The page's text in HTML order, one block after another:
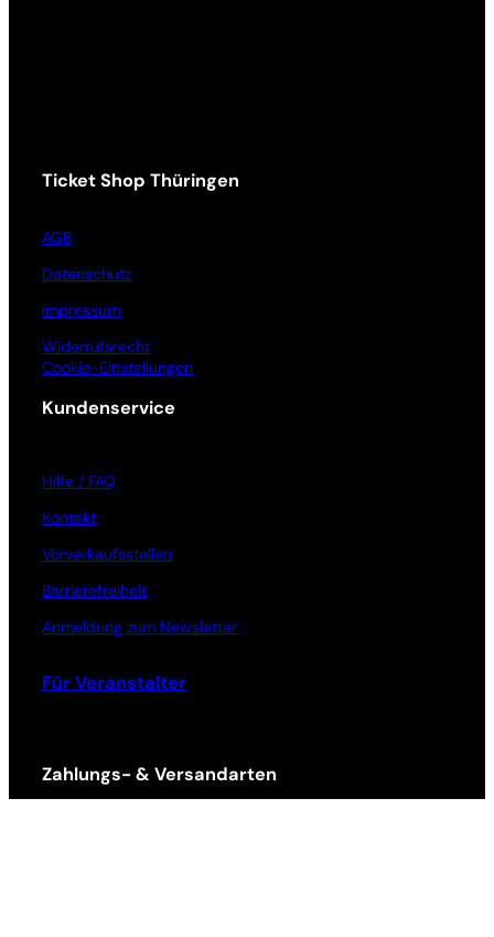
Ticket Shop Thüringen
AGB
Datenschutz
Impressum
Widerrufsrecht
Cookie-Einstellungen
Kundenservice
Hilfe / FAQ
Kontakt
Vorverkaufsstellen
Barrierefreiheit
Anmeldung zum Newsletter
Für Veranstalter
Zahlungs- & Versandarten